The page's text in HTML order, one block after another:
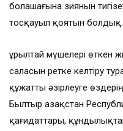
болашағына зиянын
тосқауыл қоятын болдық.
Құрылтай мүшелері өткен
саласын ретке келтіру
құжатты әзірлеуге
Былтыр Қазақстан
қағидаттары,